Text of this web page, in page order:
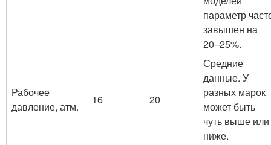
параметр
завышен на
20–25%.
Рабочее
давление, атм.
16 20
Средние
данные. У
разных марок
может быть
чуть выше или
ниже.